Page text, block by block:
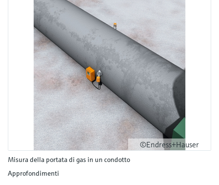
©Endress+Hauser
Misura della portata di gas in un condotto
Approfondimenti